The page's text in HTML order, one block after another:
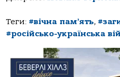
Теги: #вічна пам’ять,
#російсько-українська